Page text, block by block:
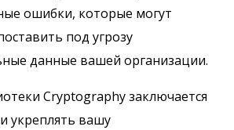
ошибки, которые могут
под угрозу
данные вашей организации.
Cryptography заключается
укреплять вашу